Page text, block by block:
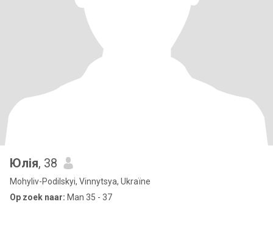
Юлія, 38
Mohyliv-Podilskyi, Vinnytsya, Ukraïne
Op zoek naar: Man 35 - 37